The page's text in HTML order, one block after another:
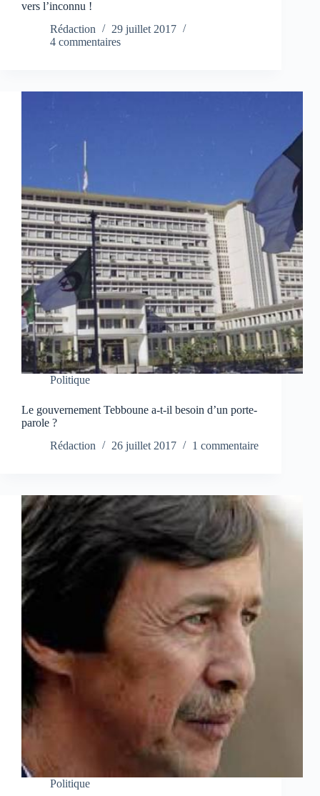
vers l’inconnu !
Rédaction
29 juillet 2017
4 commentaires
Politique
Le gouvernement Tebboune a-t-il besoin d’un porte-
parole ?
Rédaction
26 juillet 2017 1 commentaire
Politique